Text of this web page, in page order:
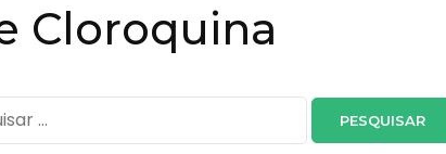
Cloroquina